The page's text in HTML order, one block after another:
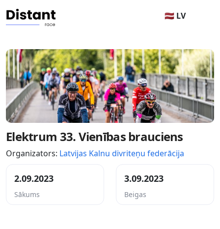
🇱🇻 LV
Elektrum 33. Vienības brauciens
Organizators: Latvijas Kalnu divriteņu federācija
2.09.2023
Sākums
3.09.2023
Beigas